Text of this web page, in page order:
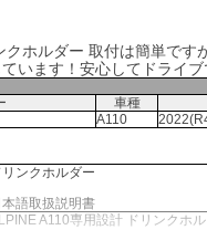
クホルダー 取付は簡単です
います！安心してドライブ
車種
A110
リンクホルダー
本語取扱説明書
A110専用設計 ドリンクホ